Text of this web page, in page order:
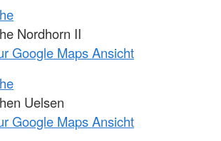
Nordhorn II
Google Maps Ansicht
Uelsen
Google Maps Ansicht